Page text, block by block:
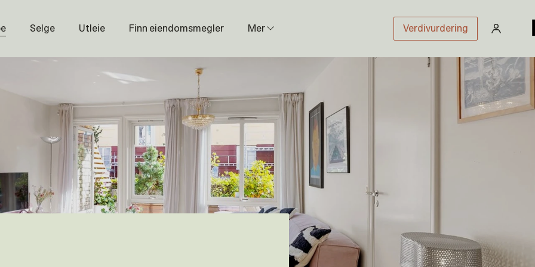
Selge Utleie Finn eiendomsmegler Mer
Prisstatistikk
Nybygg
Magasin
Om oss
Åpenhetsloven
Prisliste
Karriere
Verdivurdering